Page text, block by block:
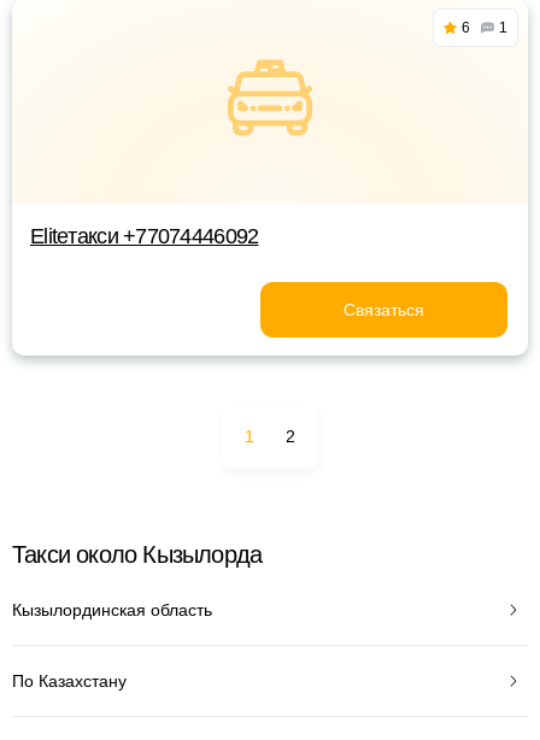
6 1
Eliteтакси +77074446092
Связаться
1 2
Такси около Кызылорда
Кызылординская область
По Казахстану